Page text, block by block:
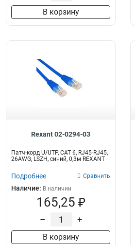
В корзину
Rexant 02-0294-03
Патч-корд U/UTP, CAT 6, RJ45-RJ45,
26AWG, LSZH, синий, 0,3м REXANT
Подробнее Сравнить
Наличие: В наличии
165,25 ₽
– +
В корзину